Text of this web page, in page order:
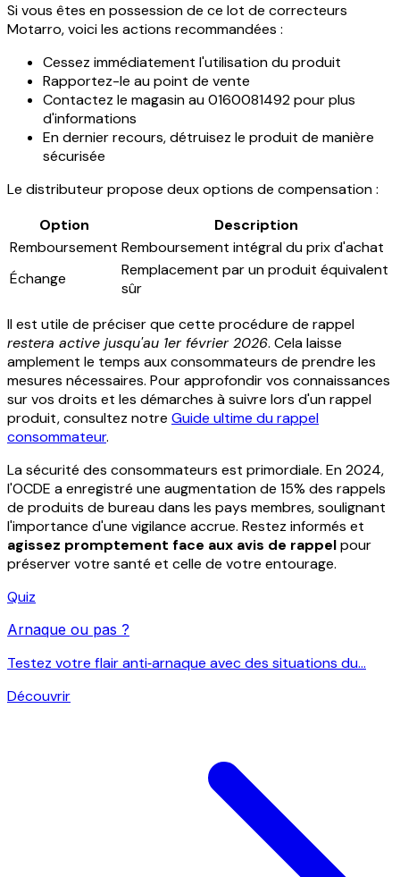
Si vous êtes en possession de ce lot de correcteurs
Motarro, voici les actions recommandées :
Cessez immédiatement l'utilisation du produit
Rapportez-le au point de vente
Contactez le magasin au 0160081492 pour plus
d'informations
En dernier recours, détruisez le produit de manière
sécurisée
Le distributeur propose deux options de compensation :
Option
Description
Remboursement Remboursement intégral du prix d'achat
Échange
Remplacement par un produit équivalent
sûr
Il est utile de préciser que cette procédure de rappel
restera active jusqu'au 1er février 2026. Cela laisse
amplement le temps aux consommateurs de prendre les
mesures nécessaires. Pour approfondir vos connaissances
sur vos droits et les démarches à suivre lors d'un rappel
produit, consultez notre Guide ultime du rappel
consommateur.
La sécurité des consommateurs est primordiale. En 2024,
l'OCDE a enregistré une augmentation de 15% des rappels
de produits de bureau dans les pays membres, soulignant
l'importance d'une vigilance accrue. Restez informés et
agissez promptement face aux avis de rappelpour
préserver votre santé et celle de votre entourage.
Quiz
Arnaque ou pas ?
Testez votre flair anti‑arnaque avec des situations du...
Découvrir